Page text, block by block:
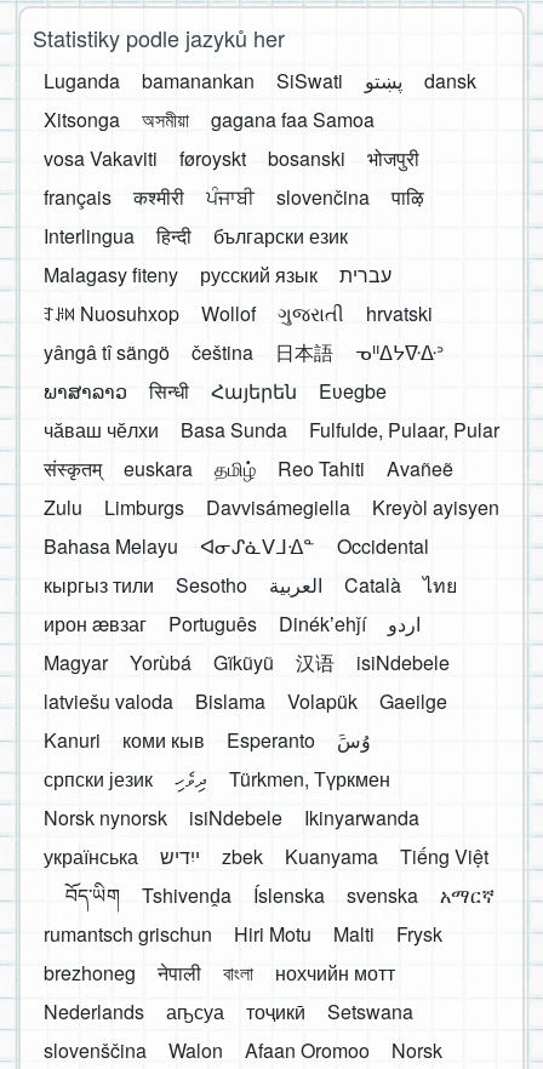
Statistiky podle jazyků her
Luganda bamanankan SiSwati پښتو
dansk
Xitsonga
অসমীয়া
gagana faa Samoa
vosa Vakaviti
føroyskt bosanski
भोजपुरी
français
कश्मीरी ਪੰਜਾਬੀ slovenčina
पाऴि
Interlingua
हिन्दी
български език
Malagasy fiteny
русский язык
עברית
ꆈꌠ꒿ Nuosuhxop
Wollof ગુજરાતી
hrvatski
yângâ tî sängö
čeština 日本語
ᓀᐦᐃᔭᐍᐏᐣ
ພາສາລາວ
सिन्धी Հայերեն
Eʋegbe
чӑваш чӗлхи
Basa Sunda
Fulfulde, Pulaar, Pular
संस्कृतम्
euskara தமிழ் Reo Tahiti
Avañeẽ
Zulu
Limburgs Davvisámegiella
Kreyòl ayisyen
Bahasa Melayu
ᐊᓂᔑᓈᐯᒧᐎᓐ
Occidental
кыргыз тили
Sesotho العربية Català
ไทย
ирон æвзаг
Português Dinékʼehǰí
اردو
Magyar
Yorùbá Gĩkũyũ 汉语
isiNdebele
latviešu valoda
Bislama Volapük
Gaeilge
Kanuri
коми кыв Esperanto
َوُسَ
српски језик
ދިވެހި
Türkmen, Түркмен
Norsk nynorsk
isiNdebele
Ikinyarwanda
українська
ייִדיש zbek Kuanyama
Tiếng Việt
བོད་ཡིག
Tshivenḓa Íslenska svenska
አማርኛ
rumantsch grischun
Hiri Motu Malti
Frysk
brezhoneg
नेपाली বাংলা
нохчийн мотт
Nederlands
аҧсуа тоҷикӣ
Setswana
slovenščina
Walon Afaan Oromoo
Norsk